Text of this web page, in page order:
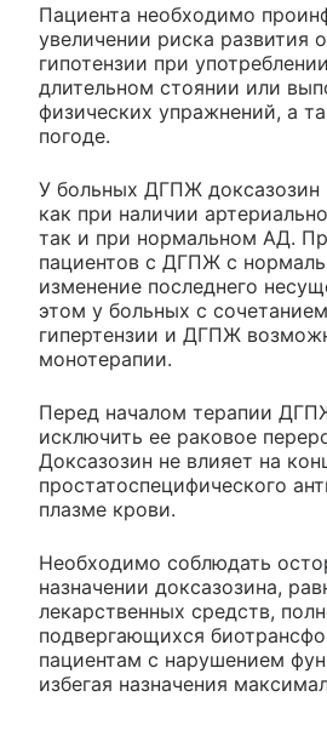
Пациента необходимо
увеличении риска развития
гипотензии при
длительном стоянии или
физических упражнений, а
погоде.
У больных ДГПЖ доксазозин
как при наличии
так и при нормальном АД.
пациентов с ДГПЖ с
изменение последнего
этом у больных с
гипертензии и ДГПЖ
монотерапии.
Перед началом терапии
исключить ее раковое
Доксазозин не влияет на
простатоспецифического
плазме крови.
Необходимо соблюдать
назначении доксазозина,
лекарственных средств,
подвергающихся
пациентам с нарушением
избегая назначения